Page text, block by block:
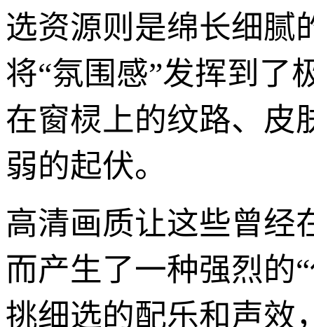
选资源则是绵长细腻
将“氛围感”发挥到了
在窗棂上的纹路、皮
弱的起伏。
高清画质让这些曾经
而产生了一种强烈的
挑细选的配乐和声效